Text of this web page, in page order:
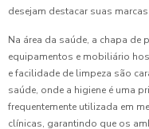
desejam destacar suas
Na área da saúde, a chapa
equipamentos e mobiliário
e facilidade de limpeza são
saúde, onde a higiene é uma
frequentemente utilizada em
clínicas, garantindo que os